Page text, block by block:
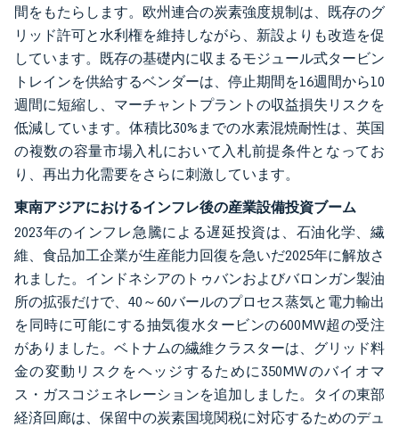
間をもたらします。欧州連合の炭素強度規制は、既存のグ
リッド許可と水利権を維持しながら、新設よりも改造を促
しています。既存の基礎内に収まるモジュール式タービン
トレインを供給するベンダーは、停止期間を16週間から10
週間に短縮し、マーチャントプラントの収益損失リスクを
低減しています。体積比30%までの水素混焼耐性は、英国
の複数の容量市場入札において入札前提条件となってお
り、再出力化需要をさらに刺激しています。
東南アジアにおけるインフレ後の産業設備投資ブーム
2023年のインフレ急騰による遅延投資は、石油化学、繊
維、食品加工企業が生産能力回復を急いだ2025年に解放さ
れました。インドネシアのトゥバンおよびバロンガン製油
所の拡張だけで、40～60バールのプロセス蒸気と電力輸出
を同時に可能にする抽気復水タービンの600MW超の受注
がありました。ベトナムの繊維クラスターは、グリッド料
金の変動リスクをヘッジするために350MWのバイオマ
ス・ガスコジェネレーションを追加しました。タイの東部
経済回廊は、保留中の炭素国境関税に対応するためのデュ